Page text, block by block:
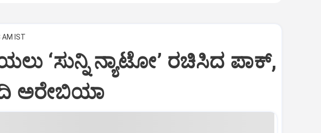
AM IST
‘ಸುನ್ನಿ ನ್ಯಾಟೋ’ ರಚಿಸಿದ ಪಾಕ್‌,
ಅರೇಬಿಯಾ